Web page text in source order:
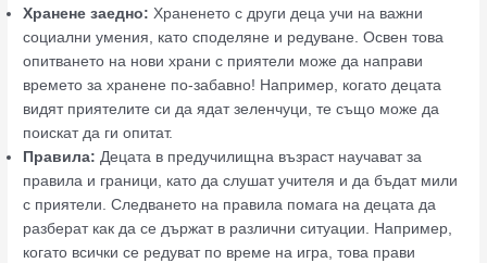
Хранене заедно:Храненето с други деца учи на важни
социални умения, като споделяне и редуване. Освен това
опитването на нови храни с приятели може да направи
времето за хранене по-забавно! Например, когато децата
видят приятелите си да ядат зеленчуци, те също може да
поискат да ги опитат.
Правила:Децата в предучилищна възраст научават за
правила и граници, като да слушат учителя и да бъдат мили
с приятели. Следването на правила помага на децата да
разберат как да се държат в различни ситуации. Например,
когато всички се редуват по време на игра, това прави